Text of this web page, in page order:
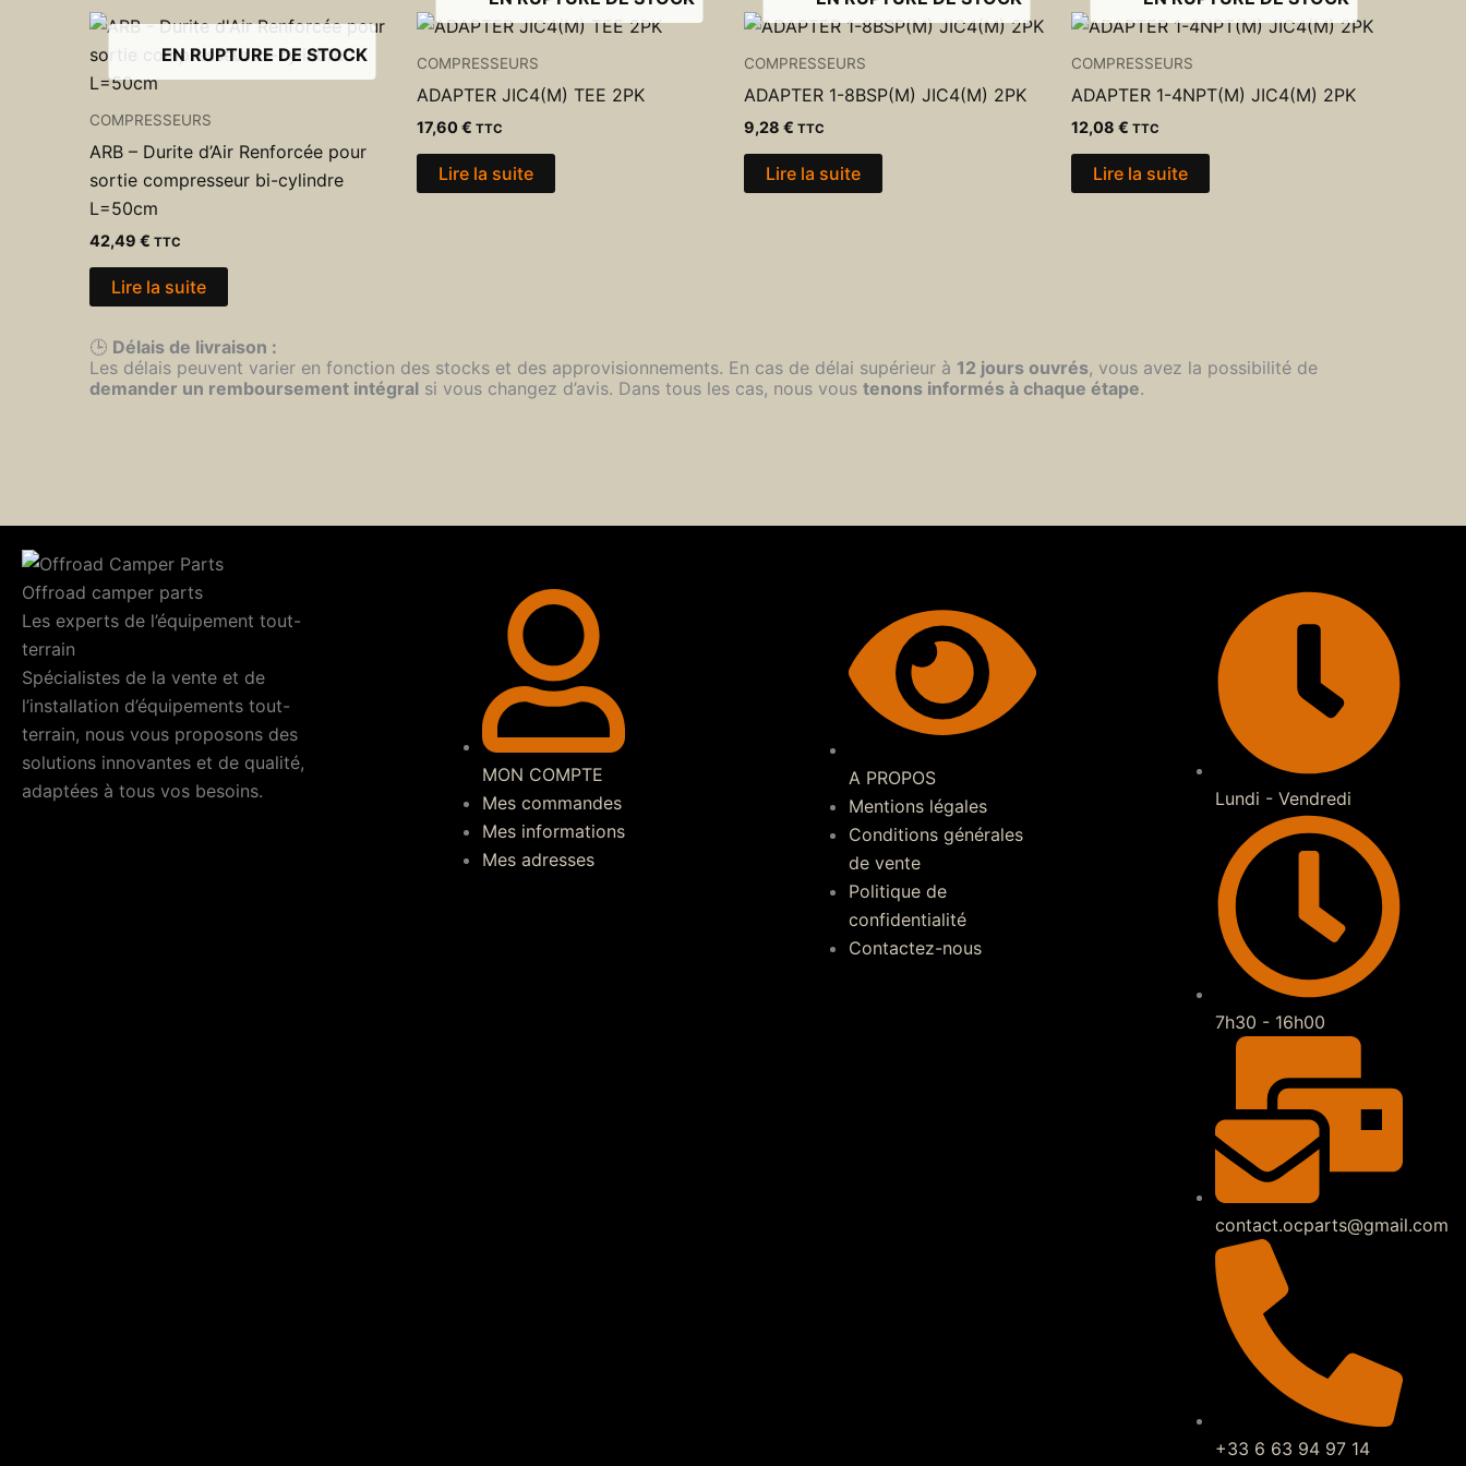
EN RUPTURE DE STOCK
COMPRESSEURS
ARB – Durite d’Air Renforcée pour
sortie compresseur bi-cylindre
L=50cm
42,49 € TTC
Lire la suite
COMPRESSEURS
ADAPTER JIC4(M) TEE 2PK
17,60€ TTC
Lire la suite
COMPRESSEURS
ADAPTER 1-8BSP(M) JIC4(M) 2PK
9,28 € TTC
Lire la suite
COMPRESSEURS
ADAPTER 1-4NPT(M) JIC4(M) 2PK
12,08 € TTC
Lire la suite
🕒 Délais de livraison :
Les délais peuvent varier en fonction des stocks et des approvisionnements. En cas de délai supérieur à 12 jours ouvrés, vous avez la possibilité de
demander un remboursement intégral si vous changez d’avis. Dans tous les cas, nous vous tenons informés à chaque étape.
Offroad camper parts
Les experts de l’équipement tout-
terrain
Spécialistes de la vente et de
l’installation d’équipements tout-
terrain, nous vous proposons des
solutions innovantes et de qualité,
adaptées à tous vos besoins.
MON COMPTE
Mes commandes
Mes informations
Mes adresses
A PROPOS
Mentions légales
Conditions générales
de vente
Politique de
confidentialité
Contactez-nous
Lundi - Vendredi
7h30 - 16h00
contact.ocparts@gmail.com
+33 6 63 94 97 14